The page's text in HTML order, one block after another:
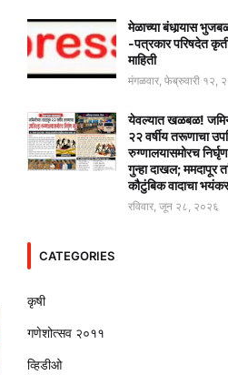
मेळाच्या बंधार्‍यास
-पत्रकार परिषदेत
माहिती
मंगळवार, फेब्रुवारी १२,
येवल्यात खळबळ!
२२ वर्षीय तरूणाचा
रुग्णालयासमोरच
गुन्हा दाखल; ममदापूर
कौटुंबिक वादाचा
रविवार, जून २८, २०२६
CATEGORIES
कृषी
गणेशोत्सव २०११
व्हिडीओ